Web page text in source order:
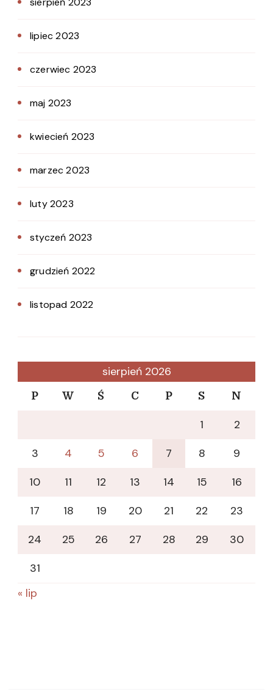
lipiec 2023
czerwiec 2023
maj 2023
kwiecień 2023
marzec 2023
luty 2023
styczeń 2023
grudzień 2022
listopad 2022
sierpień 2026
P W Ś C P S N
1
2
3
4 5 6 7 8
9
10
11 12 13 14 15
16
17
18 19 20 21 22
23
24
25 26 27 28 29
30
31
« lip